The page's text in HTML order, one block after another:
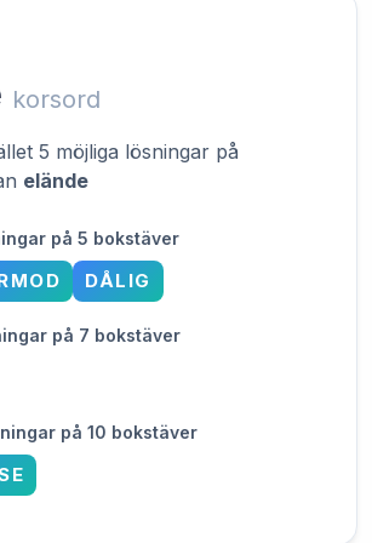
korsord
5 möjliga lösningar på
elände
på 5 bokstäver
DÅLIG
på 7 bokstäver
på 10 bokstäver